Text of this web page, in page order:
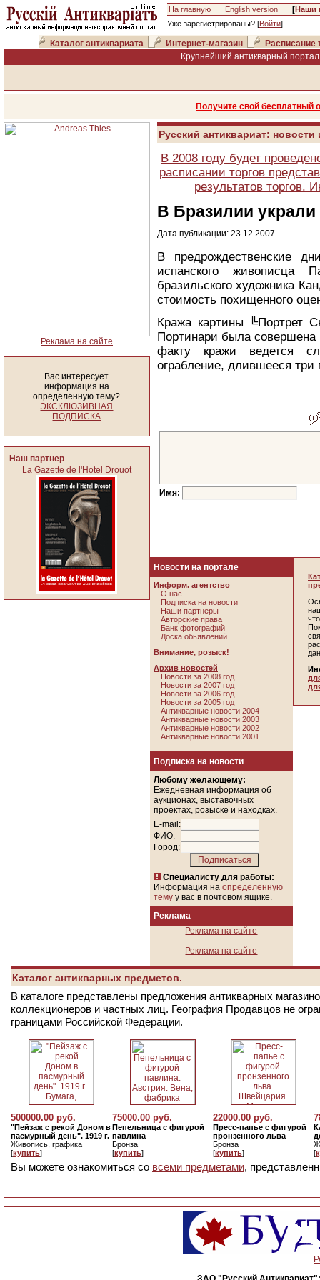
На главную English version [Наши
Уже зарегистрированы? [Войти]
Каталог антиквариата Интернет-магазин
Расписание
Крупнейший антикварный
Получите свой
Реклама на сайте
Вас интересует
информация на
определенную тему?
ЭКСКЛЮЗИВНАЯ
ПОДПИСКА
Наш партнер
La Gazette de l'Hotel Drouot
Русский антиквариат:
В 2008 году будет
расписании торгов
результатов торгов.
В Бразилии украли
Дата публикации: 23.12.2007
В предрождественские
испанского живописца
бразильского художника
стоимость похищенного
Кража картины ╚Портрет
Портинари была совершена
факту кражи ведется
ограбление, длившееся
Имя:
Новости на портале
Информ. агентство
О нас
Подписка на новости
Наши партнеры
Авторские права
Банк фотографий
Доска обьявлений
Внимание, розыск!
Архив новостей
Новости за 2008 год
Новости за 2007 год
Новости за 2006 год
Новости за 2005 год
Антикварные новости 2004
Антикварные новости 2003
Антикварные новости 2002
Антикварные новости 2001
Подписка на новости
Любому желающему:
Ежедневная информация об
аукционах, выставочных
проектах, розыске и находках.
E-mail:
ФИО:
Город:
Специалисту для работы:
Информация на определенную
тему у вас в почтовом ящике.
Реклама
Реклама на сайте
Реклама на сайте
Каталог антикварных предметов.
В каталоге представлены предложения антикварных
коллекционеров и частных лиц. География Продавцов не
границами Российской Федерации.
500000.00 руб.
"Пейзаж с рекой Доном в
пасмурный день". 1919 г.
Живопись, графика
[купить]
75000.00 руб.
Пепельница с фигурой
павлина
Бронза
[купить]
22000.00 руб.
Пресс-папье с фигурой
пронзенного льва
Бронза
[купить]
[
Вы можете ознакомиться со всеми предметами,